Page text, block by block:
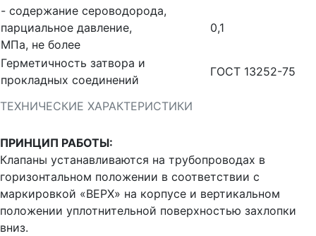
ТЕХНИЧЕСКИЕ ХАРАКТЕРИСТИКИ
- содержание сероводорода,
парциальное давление,
МПа, не более
0,1
Герметичность затвора и
прокладных соединений
ГОСТ 13252-75
ПРИНЦИП РАБОТЫ:
Клапаны устанавливаются на трубопроводах в
горизонтальном положении в соответствии с
маркировкой «ВЕРХ» на корпусе и вертикальном
положении уплотнительной поверхностью захлопки
вниз.